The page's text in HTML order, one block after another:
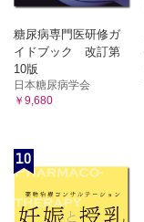
糖尿病専門医研修ガ
イドブック 改訂第
10版
日本糖尿病学会
￥9,680
10